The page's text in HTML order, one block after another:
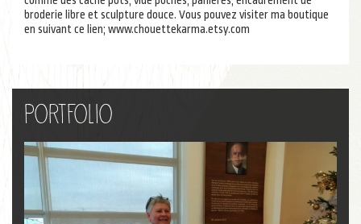
broderie libre et sculpture douce. Vous pouvez visiter ma boutique
en suivant ce lien; www.chouettekarma.etsy.com
Portfolio